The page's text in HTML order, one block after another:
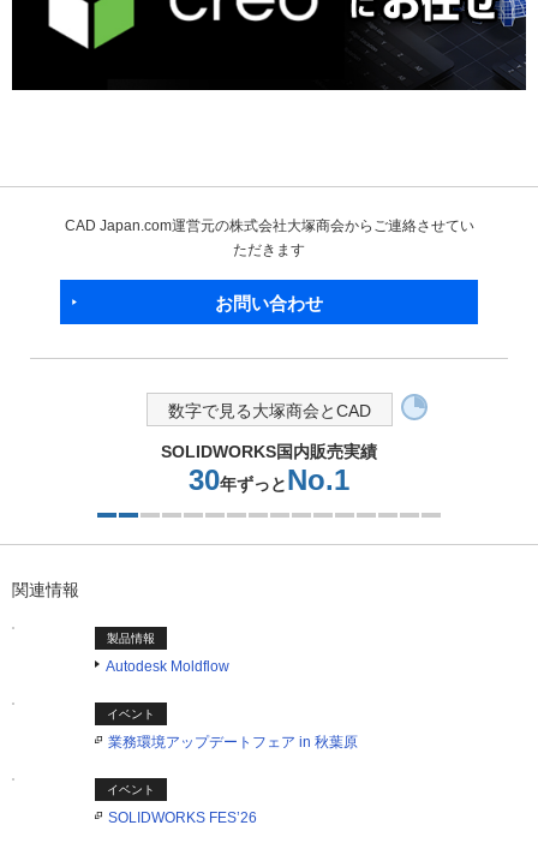
CAD Japan.com運営元の株式会社大塚商会からご連絡させてい
ただきます
お問い合わせ
数字で見る大塚商会とCAD
SOLIDWORKS国内販売実績
30年ずっとNo.1
関連情報
製品情報
Autodesk Moldflow
イベント
業務環境アップデートフェア in 秋葉原
イベント
SOLIDWORKS FES’26